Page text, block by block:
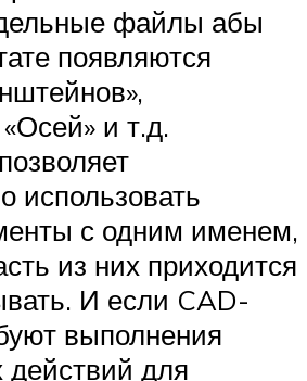
файлы абы
появляются
и т.д.
использовать
с одним именем,
из них приходится
И если CAD­
выполнения
для